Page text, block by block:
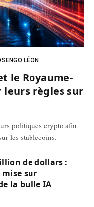
LÉON
le Royaume-
règles sur
politiques crypto afin
les stablecoins.
de dollars :
sur
la bulle IA